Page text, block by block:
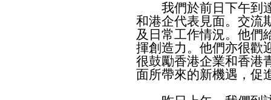
我們於前日下午到達
和港企代表見面。交流
及日常工作情況。他們
揮創造力。他們亦很歡
很鼓勵香港企業和香港
面所帶來的新機遇，促